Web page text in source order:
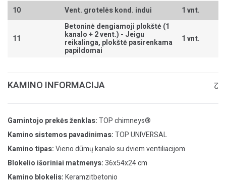
10
Vent. grotelės kond. indui 1 vnt.
11
Betoninė dengiamoji plokštė (1
kanalo + 2 vent.) - Jeigu
reikalinga, plokštė pasirenkama
papildomai
1 vnt.
KAMINO INFORMACIJA
Gamintojo prekės ženklas:TOP chimneys®
Kamino sistemos pavadinimas:TOP UNIVERSAL
Kamino tipas:Vieno dūmų kanalo su dviem ventiliacijom
Blokelio išoriniai matmenys:36x54x24 cm
Kamino blokelis:Keramzitbetonio